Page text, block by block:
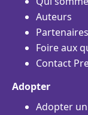
Auteurs
Partenaires
Foire aux
Contact
Adopter
Adopter